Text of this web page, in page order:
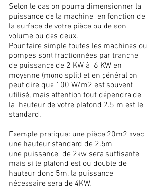
Selon le cas on pourra dimensionner la
puissance de la machine en fonction de
la surface de votre pièce ou de son
volume ou des deux.
Pour faire simple toutes les machines ou
pompes sont fractionnées par tranche
de puissance de 2 KW à 6 KW en
moyenne (mono split) et en général on
peut dire que 100 W/m2 est souvent
utilisé, mais attention tout dépendra de
la hauteur de votre plafond 2.5 m est le
standard.
Exemple pratique: une pièce 20m2 avec
une hauteur standard de 2.5m
une puissance de 2kw sera suffisante
mais si le plafond est ou double de
hauteur donc 5m, la puissance
nécessaire sera de 4KW.